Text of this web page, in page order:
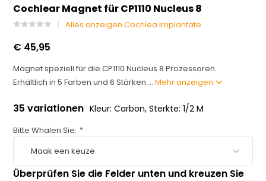
Cochlear Magnet für CP1110 Nucleus 8
Alles anzeigen Cochlea Implantate
€ 45,95
Magnet speziell für die CP1110 Nucleus 8 Prozessoren.
Erhältlich in 5 Farben und 6 Stärken....Mehr anzeigen
35 variationen Kleur: Carbon, Sterkte: 1/2 M
Bitte Whalen Sie: *
Überprüfen Sie die Felder unten und kreuzen Sie